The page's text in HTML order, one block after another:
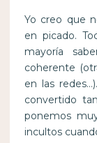
Yo creo que
en picado.
mayoría
coherente
en las
convertido
ponemos
incultos